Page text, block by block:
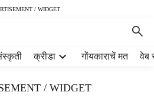
/ WIDGET
क्रीडा गोंयकाराचें मत वेब
/ WIDGET